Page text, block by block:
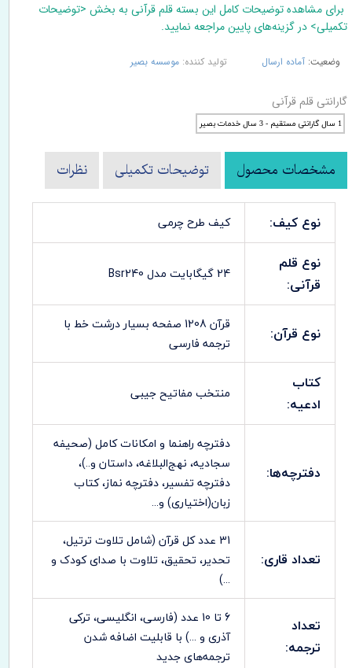
برای مشاهده توضیحات کامل این بسته قلم قرآنی به بخش <توضیحات
تکمیلی> در گزینه‌های پایین مراجعه نمایید.
وضعیت: آماده ارسال تولید کننده: موسسه بصیر
گارانتی قلم قرآنی
1 سال گارانتی مستقیم - 3 سال خدمات بصیر
مشخصات محصول توضیحات تکمیلی نظرات
نوع کیف: کیف طرح چرمی
نوع قلم
قرآنی:
24 گیگابایت مدل Bsr240
نوع قرآن:
قرآن 1208 صفحه بسیار درشت خط با
ترجمه فارسی
کتاب
ادعیه:
منتخب مفاتیح جیبی
دفترچه‌ها:
دفترچه راهنما و امکانات کامل (صحیفه
سجادیه، نهج‌البلاغه، داستان و..)،
دفترچه تفسیر، دفترچه نماز، کتاب
زبان(اختیاری) و...
تعداد قاری:
31 عدد کل قرآن (شامل تلاوت ترتیل،
تحدیر، تحقیق، تلاوت با صدای کودک و
...)
تعداد
ترجمه:
6 تا 10 عدد (فارسی، انگلیسی، ترکی
آذری و ...) با قابلیت اضافه شدن
ترجمه‌های جدید